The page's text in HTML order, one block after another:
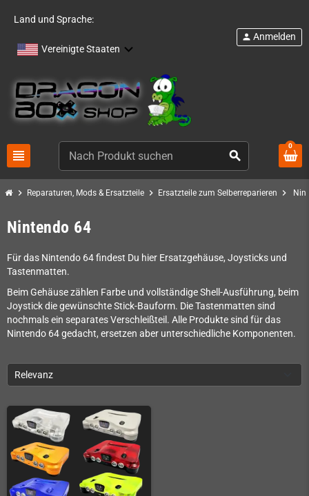
Land und Sprache:
Vereinigte Staaten
view_headline search
person Anmelden
0
chevron_right Reparaturen, Mods & Ersatzteile chevron_right Ersatzteile zum Selberreparieren chevron_right
Nintendo 64
Für das Nintendo 64 findest Du hier Ersatzgehäuse, Joysticks und
Tastenmatten.
Beim Gehäuse zählen Farbe und vollständige Shell-Ausführung, beim
Joystick die gewünschte Stick-Bauform. Die Tastenmatten sind
nochmals ein separates Verschleißteil. Alle Produkte sind für das
Nintendo 64 gedacht, ersetzen aber unterschiedliche Komponenten.
Relevanz